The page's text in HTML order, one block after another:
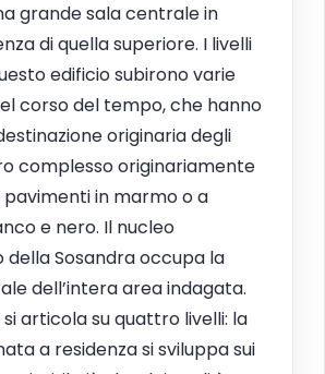
grande sala centrale in
di quella superiore. I livelli
edificio subirono varie
corso del tempo, che hanno
originaria degli
complesso originariamente
in marmo o a
e nero. Il nucleo
Sosandra occupa la
dell’intera area indagata.
articola su quattro livelli: la
a residenza si sviluppa sui